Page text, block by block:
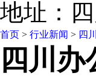
地址：
首页 > 行业新闻 > 四
四川